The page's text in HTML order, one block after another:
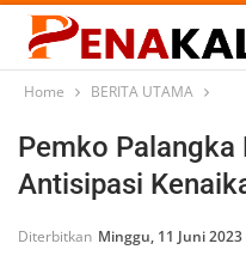
Home BERITA UTAMA
Pemko Palangka
Antisipasi
Diterbitkan Minggu, 11 Juni 2023